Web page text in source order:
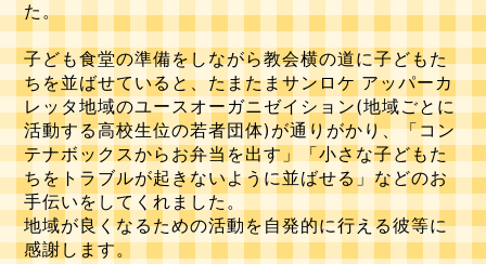
た。
子ども食堂の準備をしながら教会横の道に子どもた
ちを並ばせていると、たまたまサンロケ アッパーカ
レッタ地域のユースオーガニゼイション(地域ごとに
活動する高校生位の若者団体)が通りがかり、「コン
テナボックスからお弁当を出す」「小さな子どもた
ちをトラブルが起きないように並ばせる」などのお
手伝いをしてくれました。
地域が良くなるための活動を自発的に行える彼等に
感謝します。